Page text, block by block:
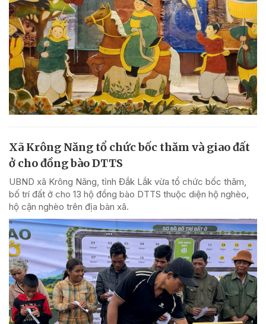
Xã Krông Năng tổ chức bốc thăm và giao đất
ở cho đồng bào DTTS
UBND xã Krông Năng, tỉnh Đắk Lắk vừa tổ chức bốc thăm,
bố trí đất ở cho 13 hộ đồng bào DTTS thuộc diện hộ nghèo,
hộ cận nghèo trên địa bàn xã.